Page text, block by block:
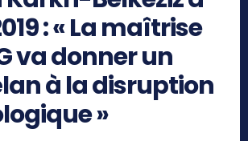
: « La maîtrise
va donner un
à la disruption
»